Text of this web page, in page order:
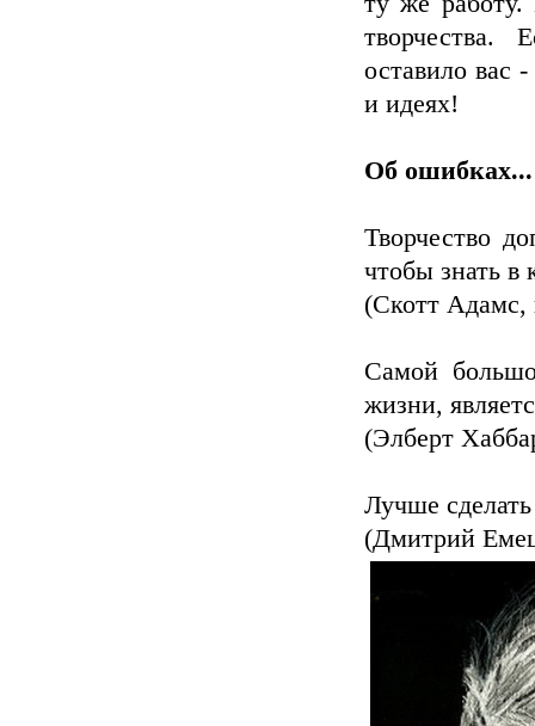
творчества.
оставило вас
и идеях!
Об ошибках...
Творчество
чтобы знать в
(Скотт Адамс,
Самой
жизни,
(Элберт
Лучше
(Дмитрий